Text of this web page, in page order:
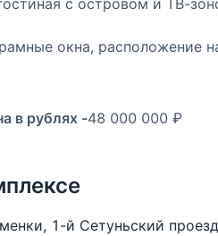
с островом и ТВ-
окна,
спальня с рабочей
в рублях -48 000 000 ₽
, 1-й Сетуньский проезд